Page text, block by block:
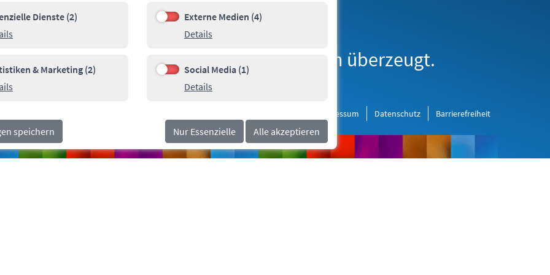
Paderborn überzeugt.
Impressum Datenschutz Barrierefreiheit
Dienste (2)
Dienste (2)
Externe Medien (4)
Externe Medien (4)
Details
Marketing (2)
& Marketing (2)
Social Media (1)
Social Media (1)
Details
speichern Nur Essenzielle Alle akzeptieren